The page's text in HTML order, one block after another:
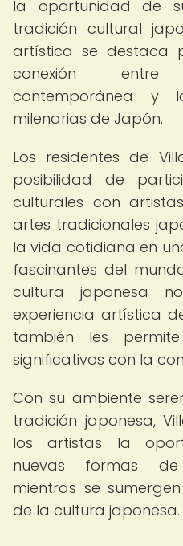
la oportunidad de
tradición cultural
artística se destaca
conexión
contemporánea y
milenarias de Japón.
Los residentes de
posibilidad de
culturales con
artes tradicionales
la vida cotidiana en
fascinantes del
cultura japonesa
experiencia artística
también les
significativos con la
Con su ambiente
tradición japonesa,
los artistas la
nuevas formas de
mientras se
de la cultura japonesa.